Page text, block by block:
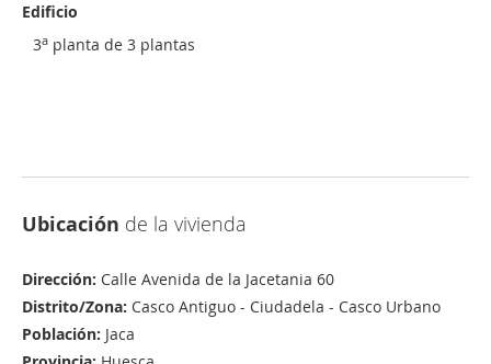
Edificio
3a planta de 3 plantas
Ubicación de la vivienda
Dirección: Calle Avenida de la Jacetania 60
Distrito/Zona: Casco Antiguo - Ciudadela - Casco Urbano
Población: Jaca